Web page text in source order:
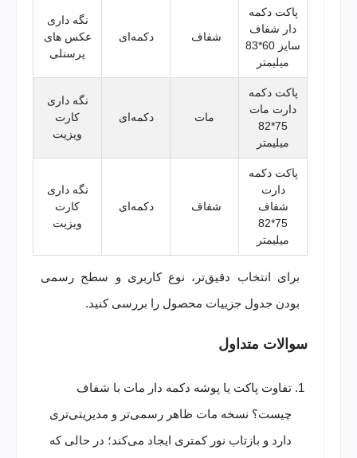
پاکت دکمه
دار شفاف
سایز 60*83
میلیمتر
شفاف دکمه‌ای
نگه داری
عکس های
پرسنلی
پاکت دکمه
دارت مات
75*82
میلیمتر
مات دکمه‌ای
نگه داری
کارت
ویزیت
پاکت دکمه
دارت
شفاف
75*82
میلیمتر
شفاف دکمه‌ای
نگه داری
کارت
ویزیت
برای انتخاب دقیق‌تر، نوع کاربری و سطح رسمی
بودن جدول جزییات محصول را بررسی کنید.
سوالات متداول
تفاوت پاکت یا پوشه دکمه دار مات با شفاف
چیست؟ نسخه مات ظاهر رسمی‌تر و مدیریتی‌تری
دارد و بازتاب نور کمتری ایجاد می‌کند؛ در حالی که